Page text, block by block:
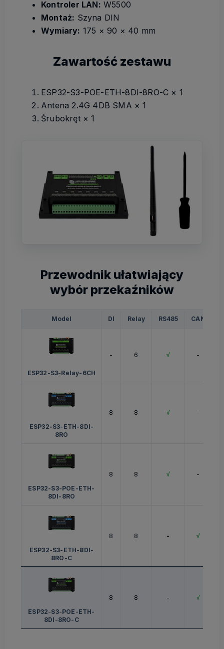
Kontroler LAN: W5500
Montaż: Szyna DIN
Wymiary: 175 × 90 × 40 mm
Zawartość zestawu
ESP32-S3-POE-ETH-8DI-8RO-C × 1
Antena 2.4G 4DB SMA × 1
Śrubokręt × 1
Przewodnik ułatwiający
wybór przekaźników
Model DI Relay RS485 CAN
ESP32-S3-Relay-6CH
- 6 √ -
ESP32-S3-ETH-8DI-
8RO
8 8 √ -
ESP32-S3-POE-ETH-
8DI-8RO
8 8 √ -
ESP32-S3-ETH-8DI-
8RO-C
8 8 - √
ESP32-S3-POE-ETH-
8DI-8RO-C
8 8 - √